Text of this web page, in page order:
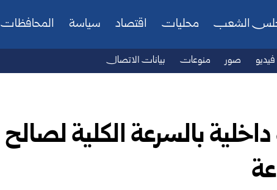
الشعب محليات اقتصاد سياسة المحافظات
فيديو صور منوعات بيانات الاتصال
بالسرعة الكلية لصالح